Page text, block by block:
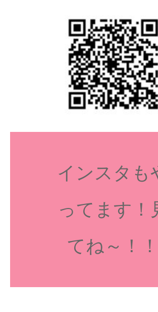
インスタも
ってます！
てね～！！